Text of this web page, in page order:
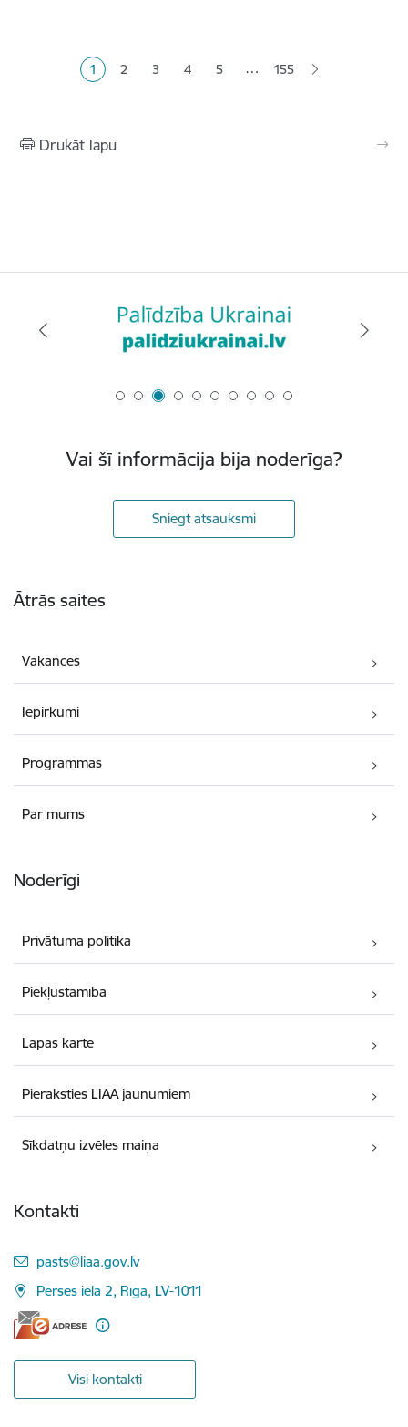
Pašreizējā lapa
1 Lapa
2 Lapa
3 Lapa
4 Lapa
5 … 155
Drukāt lapu
Vai šī informācija bija noderīga?
Sniegt atsauksmi
Ātrās saites
Vakances
Iepirkumi
Programmas
Par mums
Noderīgi
Privātuma politika
Piekļūstamība
Lapas karte
Pieraksties LIAA jaunumiem
Sīkdatņu izvēles maiņa
Kontakti
E-pasts:
pasts@liaa.gov.lv
Pērses iela 2, Rīga, LV-1011
Visi kontakti